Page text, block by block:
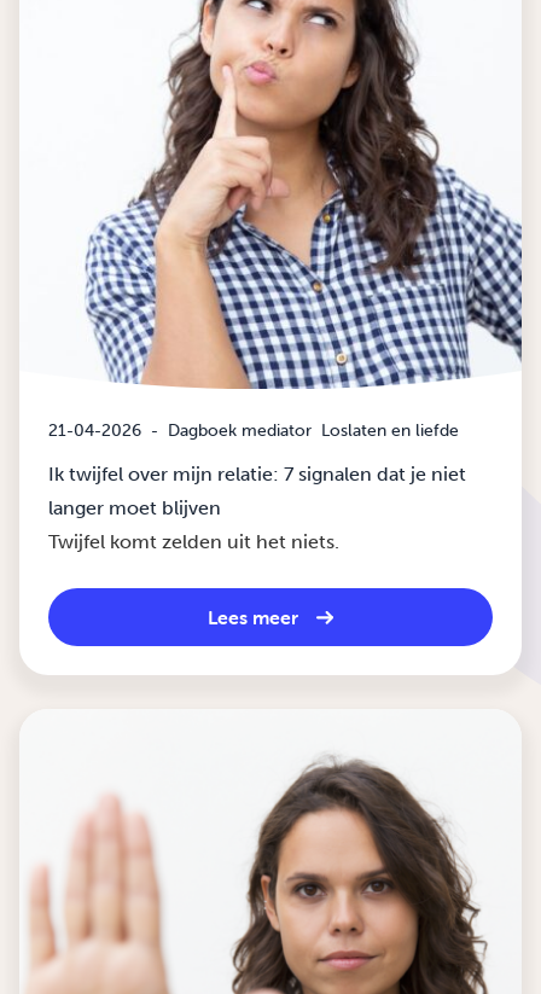
21-04-2026 - Dagboek mediator Loslaten en liefde
Ik twijfel over mijn relatie: 7 signalen dat je niet
langer moet blijven
Twijfel komt zelden uit het niets.
Lees meer